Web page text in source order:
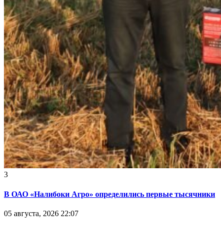
3
В ОАО «Налибоки Агро» определились первые тысячники
05 августа, 2026 22:07